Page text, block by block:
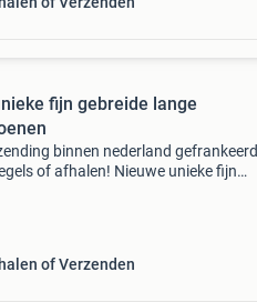
fijn gebreide lange
binnen nederland gefrankeerd
of afhalen! Nieuwe unieke fijn
of Verzenden